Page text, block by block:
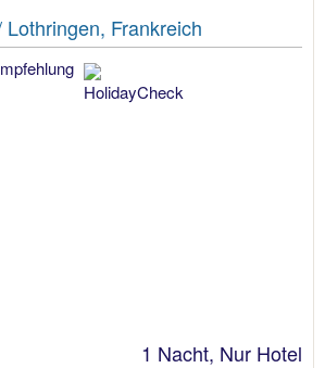
Frankreich
1 Nacht, Nur Hotel